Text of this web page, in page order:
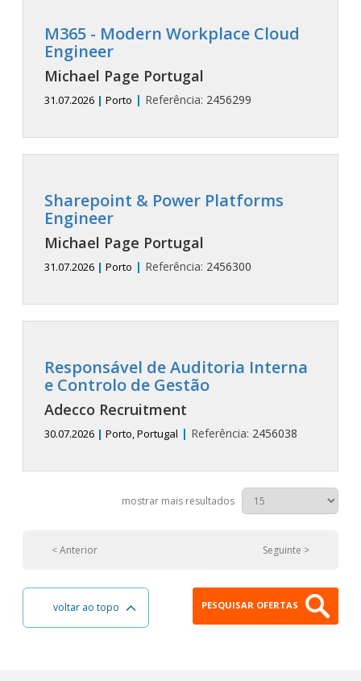
M365 - Modern Workplace Cloud
Engineer
Michael Page Portugal
31.07.2026 | Porto | Referência: 2456299
Sharepoint & Power Platforms
Engineer
Michael Page Portugal
31.07.2026 | Porto | Referência: 2456300
Responsável de Auditoria Interna
e Controlo de Gestão
Adecco Recruitment
30.07.2026 | Porto, Portugal | Referência: 2456038
mostrar mais resultados
< Anterior Seguinte >
voltar ao topo PESQUISAR OFERTAS